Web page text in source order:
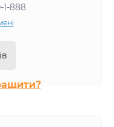
Optimeal для котів
корм BWild для котів
1-888